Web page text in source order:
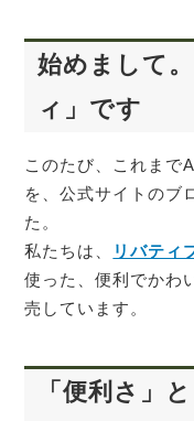
始めまして
ィ」です
このたび、これまで
を、公式サイトのブ
た。
私たちは、
リバティ
使った、便利でかわ
売しています。
「便利さ」